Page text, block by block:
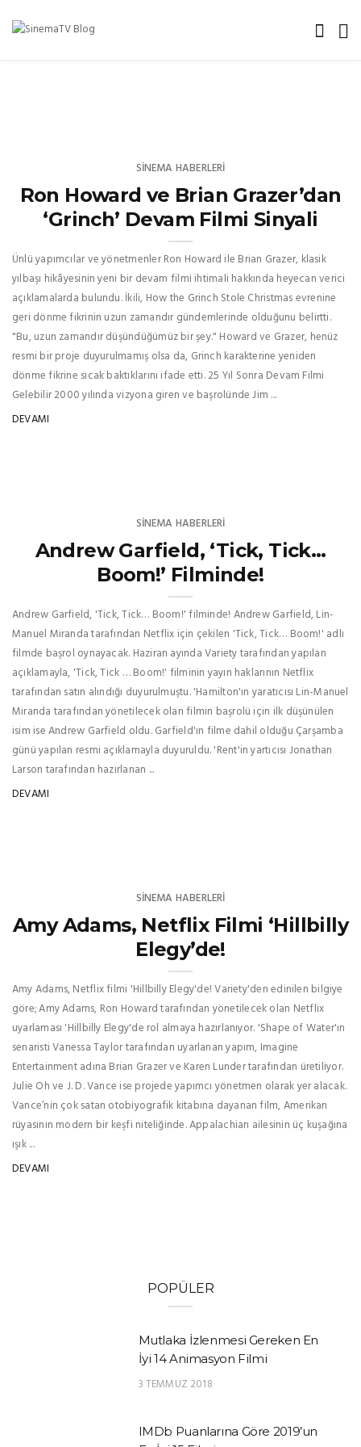
SINEMA HABERLERI
Ron Howard ve Brian Grazer’dan
‘Grinch’ Devam Filmi Sinyali
Ünlü yapımcılar ve yönetmenler Ron Howard ile Brian Grazer, klasik
yılbaşı hikâyesinin yeni bir devam filmi ihtimali hakkında heyecan verici
açıklamalarda bulundu. İkili, How the Grinch Stole Christmas evrenine
geri dönme fikrinin uzun zamandır gündemlerinde olduğunu belirtti.
"Bu, uzun zamandır düşündüğümüz bir şey." Howard ve Grazer, henüz
resmi bir proje duyurulmamış olsa da, Grinch karakterine yeniden
dönme fikrine sıcak baktıklarını ifade etti. 25 Yıl Sonra Devam Filmi
Gelebilir 2000 yılında vizyona giren ve başrolünde Jim ...
DEVAMI
SINEMA HABERLERI
Andrew Garfield, ‘Tick, Tick…
Boom!’ Filminde!
Andrew Garfield, 'Tick, Tick… Boom!' filminde! Andrew Garfield, Lin-
Manuel Miranda tarafından Netflix için çekilen 'Tick, Tick… Boom!' adlı
filmde başrol oynayacak. Haziran ayında Variety tarafından yapılan
açıklamayla, 'Tick, Tick … Boom!' filminin yayın haklarının Netflix
tarafından satın alındığı duyurulmuştu. 'Hamilton'ın yaratıcısı Lin-Manuel
Miranda tarafından yönetilecek olan filmin başrolü için ilk düşünülen
isim ise Andrew Garfield oldu. Garfield'ın filme dahil olduğu Çarşamba
günü yapılan resmi açıklamayla duyuruldu. 'Rent'in yartıcısı Jonathan
Larson tarafından hazırlanan ...
DEVAMI
SINEMA HABERLERI
Amy Adams, Netflix Filmi ‘Hillbilly
Elegy’de!
Amy Adams, Netflix filmi 'Hillbilly Elegy'de! Variety'den edinilen bilgiye
göre; Amy Adams, Ron Howard tarafından yönetilecek olan Netflix
uyarlaması 'Hillbilly Elegy'de rol almaya hazırlanıyor. 'Shape of Water'ın
senaristi Vanessa Taylor tarafından uyarlanan yapım, Imagine
Entertainment adına Brian Grazer ve Karen Lunder tarafından üretiliyor.
Julie Oh ve J. D. Vance ise projede yapımcı yönetmen olarak yer alacak.
Vance’nin çok satan otobiyografik kitabına dayanan film, Amerikan
rüyasının modern bir keşfi niteliğinde. Appalachian ailesinin üç kuşağına
ışık ...
DEVAMI
POPÜLER
Mutlaka İzlenmesi Gereken En
İyi 14 Animasyon Filmi
3 TEMMUZ 2018
IMDb Puanlarına Göre 2019’un